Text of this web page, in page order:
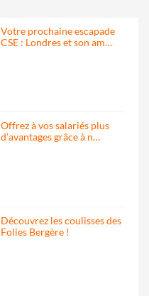
Votre prochaine escapade
CSE : Londres et son am…
Offrez à vos salariés plus
d’avantages grâce à n…
Découvrez les coulisses des
Folies Bergère !